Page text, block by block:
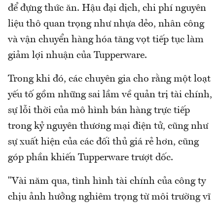
để đựng thức ăn. Hậu đại dịch, chi phí nguyên
liệu thô quan trọng như nhựa dẻo, nhân công
và vận chuyển hàng hóa tăng vọt tiếp tục làm
giảm lợi nhuận của Tupperware.
Trong khi đó, các chuyên gia cho rằng một loạt
yếu tố gồm những sai lầm về quản trị tài chính,
sự lỗi thời của mô hình bán hàng trực tiếp
trong kỷ nguyên thương mại điện tử, cũng như
sự xuất hiện của các đối thủ giá rẻ hơn, cũng
góp phần khiến Tupperware trượt dốc.
"Vài năm qua, tình hình tài chính của công ty
chịu ảnh hưởng nghiêm trọng từ môi trường vĩ